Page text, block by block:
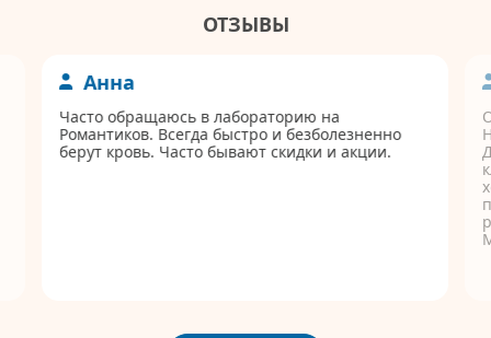
ОТЗЫВЫ
Анна
Часто обращаюсь в лабораторию на
Романтиков. Всегда быстро и безболезненно
берут кровь. Часто бывают скидки и акции.